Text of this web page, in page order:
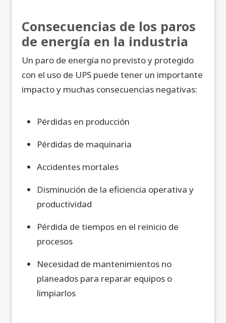
Consecuencias de los paros
de energía en la industria
Un paro de energía no previsto y protegido
con el uso de UPS puede tener un importante
impacto y muchas consecuencias negativas:
Pérdidas en producción
Pérdidas de maquinaria
Accidentes mortales
Disminución de la eficiencia operativa y
productividad
Pérdida de tiempos en el reinicio de
procesos
Necesidad de mantenimientos no
planeados para reparar equipos o
limpiarlos